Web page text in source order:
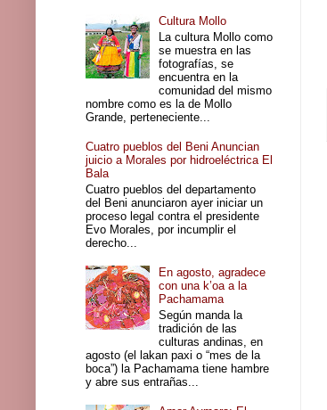
Cultura Mollo
La cultura Mollo como
se muestra en las
fotografías, se
encuentra en la
comunidad del mismo
nombre como es la de Mollo
Grande, perteneciente...
Cuatro pueblos del Beni Anuncian
juicio a Morales por hidroeléctrica El
Bala
Cuatro pueblos del departamento
del Beni anunciaron ayer iniciar un
proceso legal contra el presidente
Evo Morales, por incumplir el
derecho...
En agosto, agradece
con una k’oa a la
Pachamama
Según manda la
tradición de las
culturas andinas, en
agosto (el lakan paxi o “mes de la
boca”) la Pachamama tiene hambre
y abre sus entrañas...